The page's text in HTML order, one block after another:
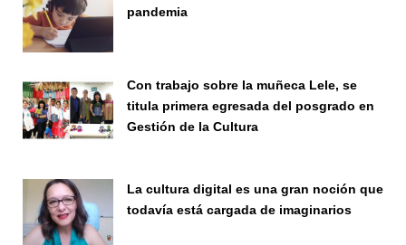
pandemia
Con trabajo sobre la muñeca Lele, se
titula primera egresada del posgrado en
Gestión de la Cultura
La cultura digital es una gran noción que
todavía está cargada de imaginarios